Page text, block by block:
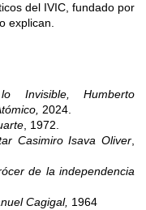
del IVIC, fundado por
explican.
Invisible, Humberto
2024.
, 1972.
Casimiro Isava Oliver,
de la independencia
Cagigal, 1964